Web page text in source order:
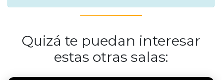
Quizá te puedan interesar
estas otras salas: